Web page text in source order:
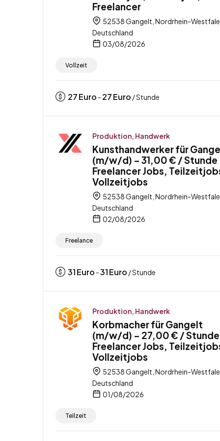
Freelancer
52538 Gangelt, Nordrhein-
Deutschland
03/08/2026
Vollzeit
27Euro - 27Euro / Stunde
Produktion, Handwerk
Kunsthandwerker für
(m/w/d) – 31,00 € / Stunde
Freelancer Jobs,
Vollzeitjobs
52538 Gangelt, Nordrhein-
Deutschland
02/08/2026
Freelance
31Euro -31Euro / Stunde
Produktion, Handwerk
Korbmacher für Gangelt
(m/w/d) – 27,00 € / Stunde
Freelancer Jobs,
Vollzeitjobs
52538 Gangelt, Nordrhein-
Deutschland
01/08/2026
Teilzeit